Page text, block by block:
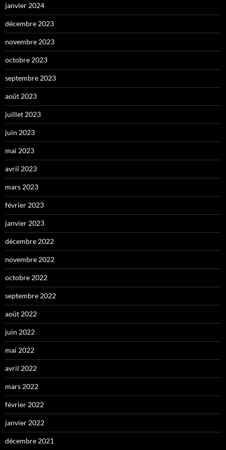
janvier 2024
décembre 2023
novembre 2023
octobre 2023
septembre 2023
août 2023
juillet 2023
juin 2023
mai 2023
avril 2023
mars 2023
février 2023
janvier 2023
décembre 2022
novembre 2022
octobre 2022
septembre 2022
août 2022
juin 2022
mai 2022
avril 2022
mars 2022
février 2022
janvier 2022
décembre 2021